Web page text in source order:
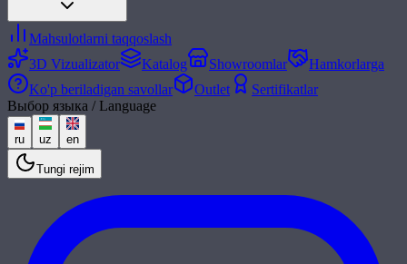
Mahsulotlarni taqqoslash
3D Vizualizator
Katalog Showroomlar
Hamkorlarga
Ko'p beriladigan savollar
Outlet
Sertifikatlar
Выбор языка / Language
ru uz en
Tungi rejim